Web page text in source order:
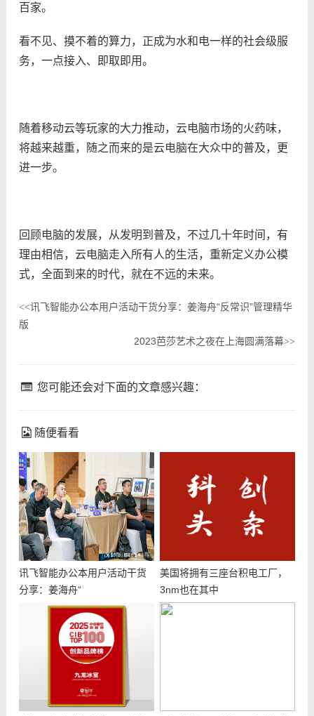
百家。
看不见、摸不着的算力，正成为水和电一样的社会级服
务，一点接入、即取即用。
随着移动云等玩家的大力推动，云电脑市场的火药味，
将越来越重，随之而来的是云电脑在大众中的普及，更
进一步。
回顾电脑的发展，从发明到普及，不过几十年时间，有
理由相信，云电脑走入所有人的生活，重新定义办公模
式，全面到来的时代，就在不远的未来。
<<讯飞智能办公本用户活动干货分享：姜海舟“反常识”管理精华
版
2023芭莎艺术之夜在上海圆满落幕>>
您可能还会对下面的文章感兴趣：
随便看看
讯飞智能办公本用户活动干货
分享：姜海舟“
美国将拥有三座台积电工厂，
3nm也在其中